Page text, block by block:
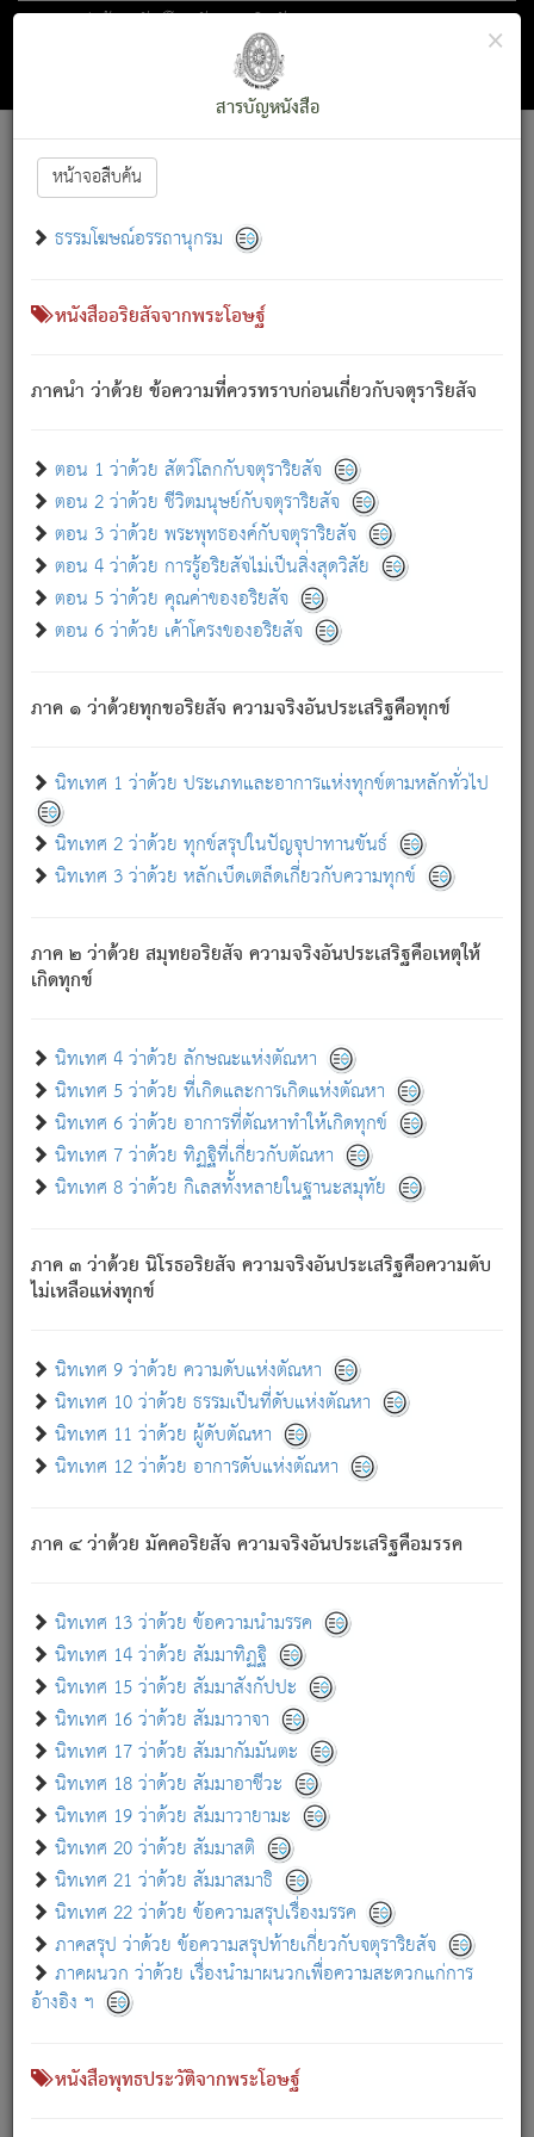
ตอน 1 ว่าด้วย สัตว์โลกกับจตุราริยสัจ
สารบัญ×
สารบัญหนังสือ
หน้าจอสืบค้น
ธรรมโฆษณ์อรรถานุกรม
หนังสืออริยสัจจากพระโอษฐ์
ภาคนำ ว่าด้วย ข้อความที่ควรทราบก่อนเกี่ยวกับจตุราริยสัจ
ตอน 1 ว่าด้วย สัตว์โลกกับจตุราริยสัจ
ตอน 2 ว่าด้วย ชีวิตมนุษย์กับจตุราริยสัจ
ตอน 3 ว่าด้วย พระพุทธองค์กับจตุราริยสัจ
ตอน 4 ว่าด้วย การรู้อริยสัจไม่เป็นสิ่งสุดวิสัย
ตอน 5 ว่าด้วย คุณค่าของอริยสัจ
ตอน 6 ว่าด้วย เค้าโครงของอริยสัจ
ภาค ๑ ว่าด้วยทุกขอริยสัจ ความจริงอันประเสริฐคือทุกข์
นิทเทศ 1 ว่าด้วย ประเภทและอาการแห่งทุกข์ตามหลักทั่วไป
นิทเทศ 2 ว่าด้วย ทุกข์สรุปในปัญจุปาทานขันธ์
นิทเทศ 3 ว่าด้วย หลักเบ็ดเตล็ดเกี่ยวกับความทุกข์
ภาค ๒ ว่าด้วย สมุทยอริยสัจ ความจริงอันประเสริฐคือเหตุให้
เกิดทุกข์
นิทเทศ 4 ว่าด้วย ลักษณะแห่งตัณหา
นิทเทศ 5 ว่าด้วย ที่เกิดและการเกิดแห่งตัณหา
นิทเทศ 6 ว่าด้วย อาการที่ตัณหาทำให้เกิดทุกข์
นิทเทศ 7 ว่าด้วย ทิฏฐิที่เกี่ยวกับตัณหา
นิทเทศ 8 ว่าด้วย กิเลสทั้งหลายในฐานะสมุทัย
ภาค ๓ ว่าด้วย นิโรธอริยสัจ ความจริงอันประเสริฐคือความดับ
ไม่เหลือแห่งทุกข์
นิทเทศ 9 ว่าด้วย ความดับแห่งตัณหา
นิทเทศ 10 ว่าด้วย ธรรมเป็นที่ดับแห่งตัณหา
นิทเทศ 11 ว่าด้วย ผู้ดับตัณหา
นิทเทศ 12 ว่าด้วย อาการดับแห่งตัณหา
ภาค ๔ ว่าด้วย มัคคอริยสัจ ความจริงอันประเสริฐคือมรรค
นิทเทศ 13 ว่าด้วย ข้อความนำมรรค
นิทเทศ 14 ว่าด้วย สัมมาทิฏฐิ
นิทเทศ 15 ว่าด้วย สัมมาสังกัปปะ
นิทเทศ 16 ว่าด้วย สัมมาวาจา
นิทเทศ 17 ว่าด้วย สัมมากัมมันตะ
นิทเทศ 18 ว่าด้วย สัมมาอาชีวะ
นิทเทศ 19 ว่าด้วย สัมมาวายามะ
นิทเทศ 20 ว่าด้วย สัมมาสติ
นิทเทศ 21 ว่าด้วย สัมมาสมาธิ
นิทเทศ 22 ว่าด้วย ข้อความสรุปเรื่องมรรค
ภาคสรุป ว่าด้วย ข้อความสรุปท้ายเกี่ยวกับจตุราริยสัจ
ภาคผนวก ว่าด้วย เรื่องนำมาผนวกเพื่อความสะดวกแก่การ
อ้างอิง ฯ
หนังสือพุทธประวัติจากพระโอษฐ์
Font :15 ]||
สัตว์โลกนี้ เกิดความเดือดร้อนแล้ว มีผัสสะบังหน้า
เขาสำคัญสิ่งใด โดยความเป็นประการใด แต่สิ่งนั้นย่อมเป็น
(ตามที่เป็นจริง) โดยประการอื่นจากที่เขาสำคัญนั้น
สัตว์โลกติดข้องอยู่ในภพ ถูกภพบังหน้าแล้ว มีภพโดยความ
เป็นอย่างอื่น (จากที่มันเป็นอยู่จริง) จึงได้เพลิดเพลินยิ่งนักในภพ
เขาเพลิดเพลินยิ่งนักในสิ่งใด สิ่งนั้นเป็นภัย (ที่เขาไม่รู้จัก)
เขากลัวต่อสิ่งใดสิ่งนั้นเป็นทุกข์
พรหมจรรย์นี้ อันบุคคลย่อมประพฤติ ก็เพื่อการละขาดซึ่ง
ภพ.
สมณะหรือพราหมณ์เหล่าใด กล่าวความหลุดพ้นจากภพว่า
มีได้เพราะภพ เรากล่าวว่า สมณะหรือพราหมณ์ทั้งปวงนั้น
มิใช่ผู้หลดพ้นจากภพ.
ภพ ว่ามีได้เพราะวิภพ[2]: เรากล่าวว่า สมณะหรือพราหมณ์ทั้ง
ปวงนั้น ก็ยังสลัดภพออกไปไม่ได้.
ก็ทุกข์นี้มีขึ้น เพราะอาศัยซึ่งอุปธิทั้งปวง.
เพราะความสิ้นไปแห่งอุปาทานทั้งปวง ความเกิดขึ้นแห่ง
ทุกข์จึงไม่มี.
ท่านจงดูโลกนี้เถิด (จะเห็นว่า) สัตว์ทั้งหลายอันอวิชาหนา
แน่นบังหนาแล้ว; และว่า สัตว์ผู้ยินดีในภพอันเป็นแล้วนั้น ย่อม
อันเป็นไปในที่หรือเวลาทั้งปวง[3]เพื่อความมีแห่งประโยชน์โดย
ประการทั้งปวง; ภพทั้งหลายทั้งหมดนั้น ไม่เที่ยง เป็นทุกข์ มี
ความแปรปรวนเป็นธรรมดา.
อย่างนี้อยู่; เขาย่อมละภวตัณหาได้ และไม่เพลิดเพลินวิภวตัณหา
ด้วย.
ความดับเพราะความสำรอกไม่เหลือ (แห่งภพทั้งหลาย)
เพราะความสิ้นไปแห่งตัณหาโดยประการทั้งปวง นั้นคือ
นิพพาน.
ภพใหม่ย่อมไม่มีแก่ภิกษุนั้น ผู้ดับเย็นสนิทแล้ว เพราะไม่มี
ภิกษุนั้น เป็นผู้ครอบงำมารได้แล้ว ชนะสงครามแล้ว ก้าวล่วง
ภพทั้งหลายทั้งปวงได้แล้ว เป็นผู้คงที่ (คือไม่เปลี่ยนแปลงอีกต่อ
- อุ.ขุ. ๒๕/๑๒๑/๘๔.
(ข้อความนี้ เป็นพระพุทธอุทานที่ทรงเปล่งออก ที่โคนต้นโพธิ์
เป็นที่ตรัสรู้ เมื่อตรัสรู้แล้วได้ 7 วัน)
เกี่ยวกับธรรมโฆษณ์ออนไลน์ (Disclaimer)
แม้ระบบ "ธรรมโฆษณ์ออนไลน์" พยายามปรับปรุงข้อมูลให้ถูกต้องมากที่สุด
ผู้ศึกษาก็พึงตรวจสอบกับตัวเล่มหนังสือต้นฉบับ ที่มีการพิมพ์ครั้งล่าสุด
ก่อนนำข้อมูลไปใช้ในการอ้างอิง"
เกี่ยวกับอัตถจารี|เกี่ยวกับการพัฒนา|แจ้งข้อผิดพลาด / แนะนำ
หนังสือที่เกี่ยวข้อง